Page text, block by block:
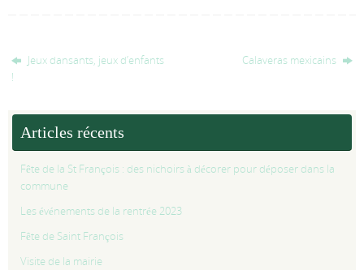
Jeux dansants, jeux d’enfants
!
Calaveras mexicains
Articles récents
Fête de la St François : des nichoirs à décorer pour déposer dans la
commune
Les événements de la rentrée 2023
Fête de Saint François
Visite de la mairie